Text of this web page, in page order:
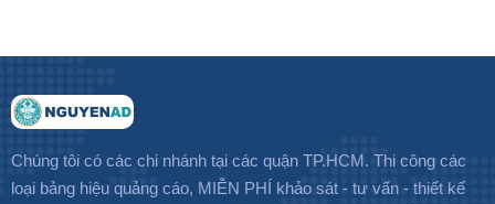
Chúng tôi có các chi nhánh tại các quận TP.HCM. Thi công các
loại bảng hiệu quảng cáo, MIỄN PHÍ khảo sát - tư vấn - thiết kế